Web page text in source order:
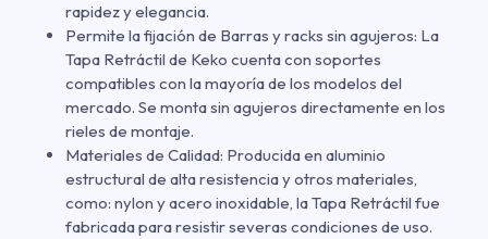
rapidez y elegancia.
Permite la fijación de Barras y racks sin agujeros: La
Tapa Retráctil de Keko cuenta con soportes
compatibles con la mayoría de los modelos del
mercado. Se monta sin agujeros directamente en los
rieles de montaje.
Materiales de Calidad: Producida en aluminio
estructural de alta resistencia y otros materiales,
como: nylon y acero inoxidable, la Tapa Retráctil fue
fabricada para resistir severas condiciones de uso.